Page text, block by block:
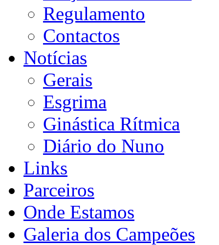
Regulamento
Contactos
Notícias
Gerais
Esgrima
Ginástica Rítmica
Diário do Nuno
Links
Parceiros
Onde Estamos
Galeria dos Campeões